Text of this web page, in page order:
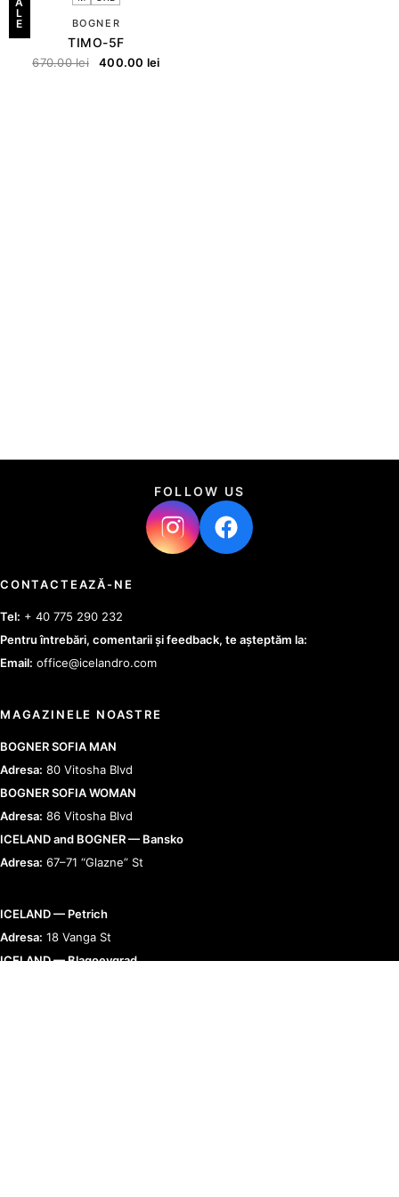
L
E
BOGNER
TIMO-5F
670.00lei 400.00 lei
FOLLOW US
CONTACTEAZĂ-NE
Tel: + 40 775 290 232
Pentru întrebări, comentarii și feedback, te așteptăm la:
Email: office@icelandro.com
MAGAZINELE NOASTRE
BOGNER SOFIA MAN
Adresa: 80 Vitosha Blvd
BOGNER SOFIA WOMAN
Adresa: 86 Vitosha Blvd
ICELAND and BOGNER — Bansko
Adresa: 67–71 “Glazne” St
ICELAND — Petrich
Adresa: 18 Vanga St
ICELAND — Blagoevgrad